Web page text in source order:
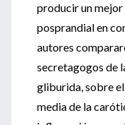
producir un
posprandial en
autores
secretagogos de
gliburida, sobre
media de la